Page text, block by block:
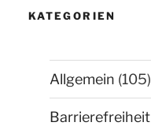
KATEGORIEN
Allgemein (105)
Barrierefreiheit